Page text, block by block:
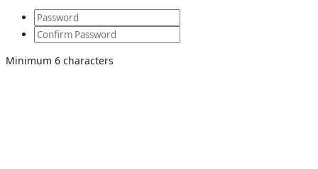
Minimum 6 characters